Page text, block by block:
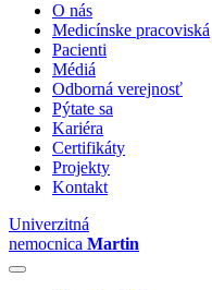
O nás
Medicínske pracoviská
Pacienti
Médiá
Odborná verejnosť
Pýtate sa
Kariéra
Certifikáty
Projekty
Kontakt
Univerzitná
nemocnica Martin